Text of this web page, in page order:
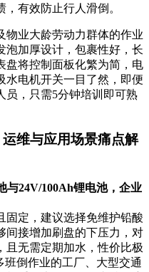
有效防止行人滑倒。
物业大龄劳动力群体的作业
泡加厚设计，包裹性好，长
盘将控制面板化繁为简，电
水电机开关一目了然，即便
员，只需5分钟培训即可熟
维与应用场景痛点解
与24V/100Ah锂电池，企业
固定，建议选择免维护铅酸
间接增加刷盘的下压力，对
且无需定期加水，性价比极
班倒作业的工厂、大型交通